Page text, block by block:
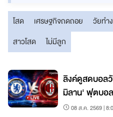
โสด เศรษฐกิจถดถอย วัยทำ
สาวโสด
ไม่มีลูก
ลิงค์ดูสดบอล
มิลาน' ฟุตบอ
08 ส.ค. 2569 |